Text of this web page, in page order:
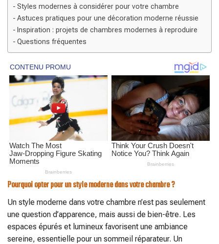
Styles modernes à considérer pour votre chambre
Astuces pratiques pour une décoration moderne réussie
Inspiration : projets de chambres modernes à reproduire
Questions fréquentes
Pourquoi opter pour un style moderne dans votre chambre ?
Un style moderne dans votre chambre n’est pas seulement
une question d’apparence, mais aussi de bien-être. Les
espaces épurés et lumineux favorisent une ambiance
sereine, essentielle pour un sommeil réparateur. Un